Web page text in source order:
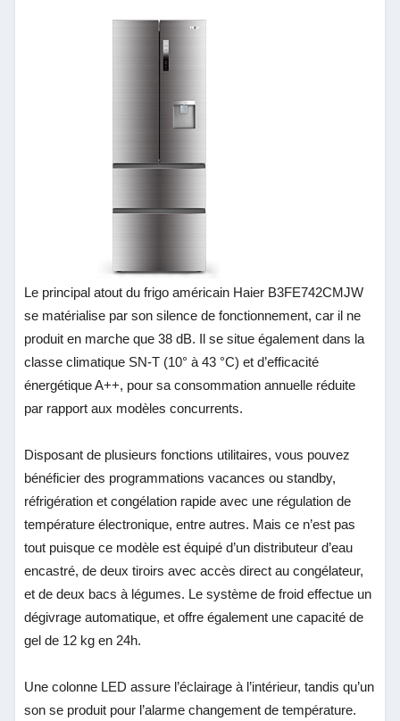
Le principal atout du frigo américain Haier B3FE742CMJW
se matérialise par son silence de fonctionnement, car il ne
produit en marche que 38 dB. Il se situe également dans la
classe climatique SN-T (10° à 43 °C) et d’efficacité
énergétique A++, pour sa consommation annuelle réduite
par rapport aux modèles concurrents.
Disposant de plusieurs fonctions utilitaires, vous pouvez
bénéficier des programmations vacances ou standby,
réfrigération et congélation rapide avec une régulation de
température électronique, entre autres. Mais ce n’est pas
tout puisque ce modèle est équipé d’un distributeur d’eau
encastré, de deux tiroirs avec accès direct au congélateur,
et de deux bacs à légumes. Le système de froid effectue un
dégivrage automatique, et offre également une capacité de
gel de 12 kg en 24h.
Une colonne LED assure l’éclairage à l’intérieur, tandis qu’un
son se produit pour l’alarme changement de température.